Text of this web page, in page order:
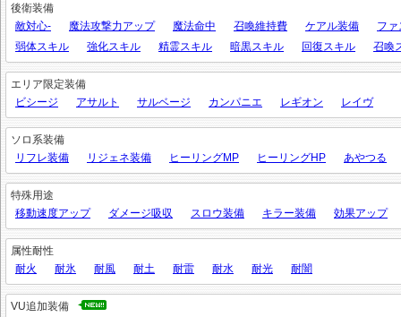
後衛装備
敵対心-
魔法攻撃力アップ 魔法命中 召喚維持費 ケアル装備
フ
弱体スキル
強化スキル 精霊スキル 暗黒スキル 回復スキル 召喚
エリア限定装備
ビシージ
アサルト サルベージ カンパニエ レギオン レイヴ
ソロ系装備
リフレ装備
リジェネ装備 ヒーリングMP ヒーリングHP あやつる
特殊用途
移動速度アップ
ダメージ吸収 スロウ装備 キラー装備 効果アップ
属性耐性
耐火
耐氷 耐風 耐土 耐雷 耐水 耐光 耐闇
VU追加装備